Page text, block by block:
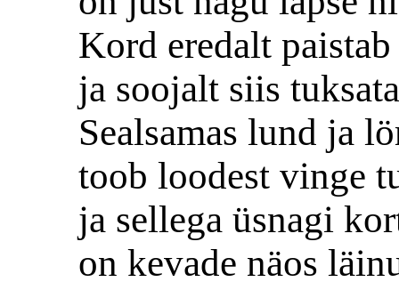
Kord eredalt
ja soojalt siis
Sealsamas lund ja
toob loodest vinge
ja sellega üsnagi
on kevade näos